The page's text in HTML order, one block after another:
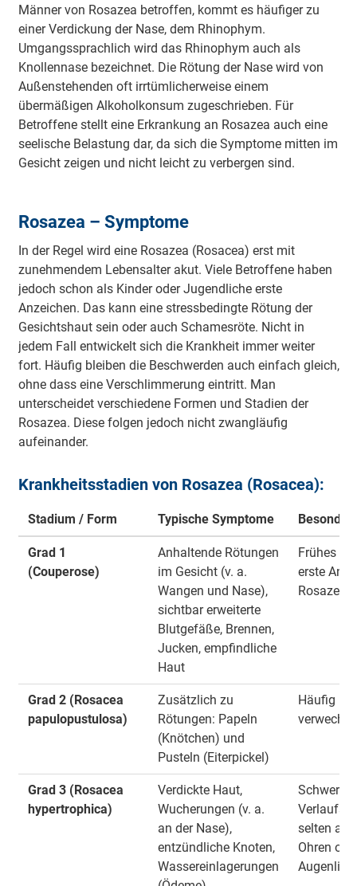
Männer von Rosazea betroffen, kommt es häufiger zu
einer Verdickung der Nase, dem Rhinophym.
Umgangssprachlich wird das Rhinophym auch als
Knollennase bezeichnet. Die Rötung der Nase wird von
Außenstehenden oft irrtümlicherweise einem
übermäßigen Alkoholkonsum zugeschrieben. Für
Betroffene stellt eine Erkrankung an Rosazea auch eine
seelische Belastung dar, da sich die Symptome mitten im
Gesicht zeigen und nicht leicht zu verbergen sind.
Rosazea – Symptome
In der Regel wird eine Rosazea (Rosacea) erst mit
zunehmendem Lebensalter akut. Viele Betroffene haben
jedoch schon als Kinder oder Jugendliche erste
Anzeichen. Das kann eine stressbedingte Rötung der
Gesichtshaut sein oder auch Schamesröte. Nicht in
jedem Fall entwickelt sich die Krankheit immer weiter
fort. Häufig bleiben die Beschwerden auch einfach gleich,
ohne dass eine Verschlimmerung eintritt. Man
unterscheidet verschiedene Formen und Stadien der
Rosazea. Diese folgen jedoch nicht zwangläufig
aufeinander.
Krankheitsstadien von Rosazea (Rosacea):
Stadium / Form Typische Symptome
Grad 1
(Couperose)
Anhaltende Rötungen
im Gesicht (v. a.
Wangen und Nase),
sichtbar erweiterte
Blutgefäße, Brennen,
Jucken, empfindliche
Haut
Frühes
erste
Rosazea
Grad 2 (Rosacea
papulopustulosa)
Zusätzlich zu
Rötungen: Papeln
(Knötchen) und
Pusteln (Eiterpickel)
Häufig
Grad 3 (Rosacea
hypertrophica)
Verdickte Haut,
Wucherungen (v. a.
an der Nase),
entzündliche Knoten,
Wassereinlagerungen
Schwere
selten
Ohren
Augenlider